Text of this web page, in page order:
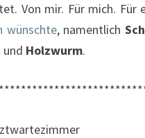
Von mir. Für mich. Für
wünschte, namentlich
und Holzwurm.